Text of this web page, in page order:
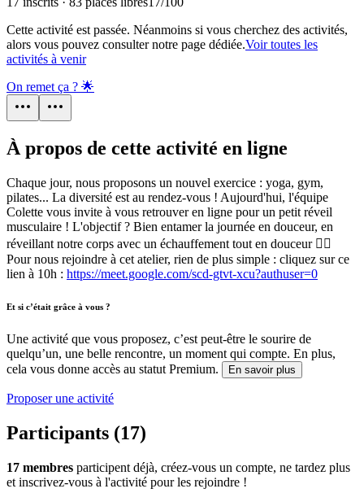
Cette activité est passée. Néanmoins si vous cherchez des activités,
alors vous pouvez consulter notre page dédiée.Voir toutes les
activités à venir
On remet ça ? 🌟
À propos de cette activité en ligne
Chaque jour, nous proposons un nouvel exercice : yoga, gym,
pilates... La diversité est au rendez-vous ! Aujourd'hui, l'équipe
Colette vous invite à vous retrouver en ligne pour un petit réveil
musculaire ! L'objectif ? Bien entamer la journée en douceur, en
réveillant notre corps avec un échauffement tout en douceur 🧘‍♀️
Pour nous rejoindre à cet atelier, rien de plus simple : cliquez sur ce
lien à 10h : https://meet.google.com/scd-gtvt-xcu?authuser=0
Et si c’était grâce à vous ?
Une activité que vous proposez, c’est peut-être le sourire de
quelqu’un, une belle rencontre, un moment qui compte. En plus,
cela vous donne accès au statut Premium.
En savoir plus
Proposer une activité
Participants (17)
17 membres participent déjà, créez-vous un compte, ne tardez plus
et inscrivez-vous à l'activité pour les rejoindre !